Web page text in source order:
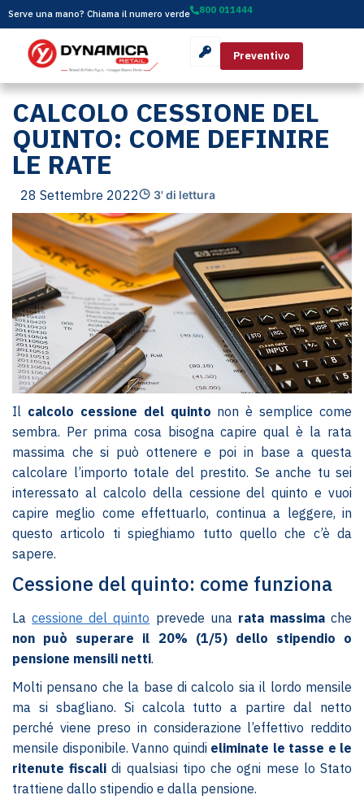
Serve una mano? Chiama il numero verde 800 011444
Preventivo
CALCOLO CESSIONE DEL
QUINTO: COME DEFINIRE
LE RATE
28 Settembre 2022 3' di lettura
Il calcolo cessione del quinto non è semplice come
sembra. Per prima cosa bisogna capire qual è la rata
massima che si può ottenere e poi in base a questa
calcolare l’importo totale del prestito. Se anche tu sei
interessato al calcolo della cessione del quinto e vuoi
capire meglio come effettuarlo, continua a leggere, in
questo articolo ti spieghiamo tutto quello che c’è da
sapere.
Cessione del quinto: come funziona
Lacessione del quinto prevede una rata massimache
non può superare il 20% (1/5) dello stipendio o
pensione mensili netti.
Molti pensano che la base di calcolo sia il lordo mensile
ma si sbagliano. Si calcola tutto a partire dal netto
perché viene preso in considerazione l’effettivo reddito
mensile disponibile. Vanno quindi eliminate le tasse e le
ritenute fiscali di qualsiasi tipo che ogni mese lo Stato
trattiene dallo stipendio e dalla pensione.